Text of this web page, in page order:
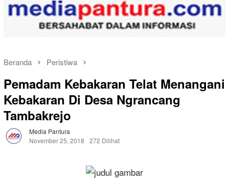
Beranda Peristiwa
Pemadam Kebakaran Telat Menangani
Kebakaran Di Desa Ngrancang
Tambakrejo
Media Pantura
November 25, 2018
272 Dilihat